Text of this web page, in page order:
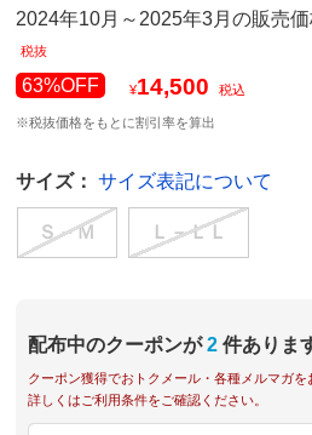
2024年10月～2025年3月の販売
税抜
63%OFF ¥14,500 税込
※税抜価格をもとに割引率を算出
サイズ： サイズ表記について
Ｓ－Ｍ Ｌ－ＬＬ
配布中のクーポンが 2 件ありま
クーポン獲得でおトクメール・各種メルマガを
詳しくはご利用条件をご確認ください。